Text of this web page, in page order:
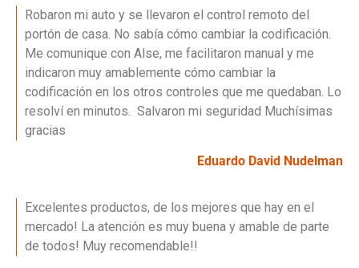
Robaron mi auto y se llevaron el control remoto del
portón de casa. No sabía cómo cambiar la codificación.
Me comunique con Alse, me facilitaron manual y me
indicaron muy amablemente cómo cambiar la
codificación en los otros controles que me quedaban. Lo
resolví en minutos. Salvaron mi seguridad Muchísimas
gracias
Eduardo David Nudelman
Excelentes productos, de los mejores que hay en el
mercado! La atención es muy buena y amable de parte
de todos! Muy recomendable!!